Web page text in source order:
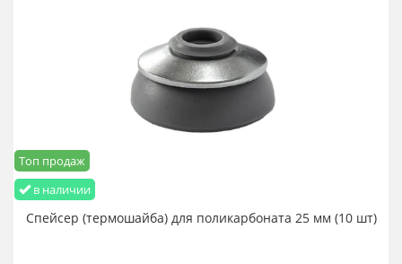
в наличии
Топ продаж
Спейсер (термошайба) для поликарбоната 25 мм (10 шт)